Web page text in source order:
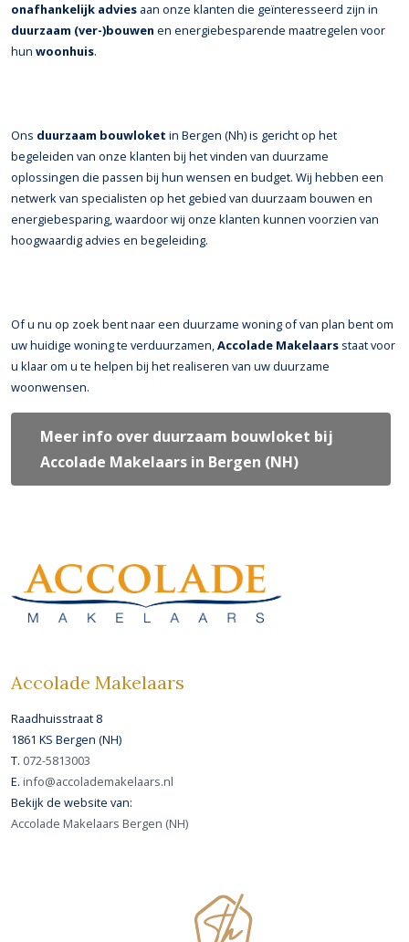
Accolade Makelaars
Raadhuisstraat 8
1861 KS Bergen (NH)
T. 072-5813003
E. info@accolademakelaars.nl
Bekijk de website van:
Accolade Makelaars Bergen (NH)
onafhankelijk advies aan onze klanten die geïnteresseerd zijn in
duurzaam (ver-)bouwen en energiebesparende maatregelen voor
hun woonhuis.
Ons duurzaam bouwloket in Bergen (Nh) is gericht op het
begeleiden van onze klanten bij het vinden van duurzame
oplossingen die passen bij hun wensen en budget. Wij hebben een
netwerk van specialisten op het gebied van duurzaam bouwen en
energiebesparing, waardoor wij onze klanten kunnen voorzien van
hoogwaardig advies en begeleiding.
Of u nu op zoek bent naar een duurzame woning of van plan bent om
uw huidige woning te verduurzamen,Accolade Makelaars staat voor
u klaar om u te helpen bij het realiseren van uw duurzame
woonwensen.
Meer info over duurzaam bouwloket bij
Accolade Makelaars in Bergen (NH)